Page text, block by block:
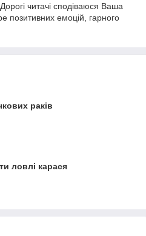
читачі сподіваюся Ваша
позитивних емоцій, гарного
раків
ловлі карася